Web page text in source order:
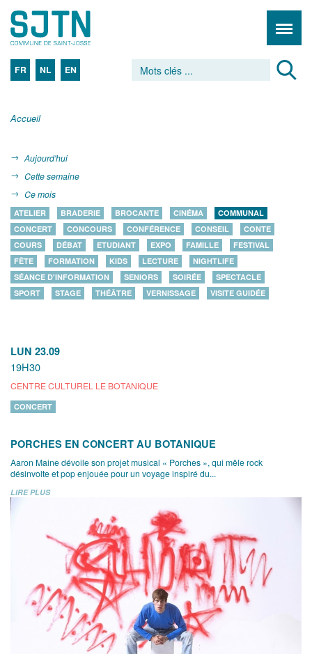
FR NL EN
Accueil
Aujourd'hui
Cette semaine
Ce mois
ATELIER BRADERIE BROCANTE CINÉMA
COMMUNAL
CONCERT
CONCOURS CONFÉRENCE CONSEIL
CONTE
COURS
DÉBAT ETUDIANT EXPO FAMILLE
FESTIVAL
FÊTE
FORMATION KIDS LECTURE
NIGHTLIFE
SÉANCE D'INFORMATION
SENIORS SOIRÉE
SPECTACLE
SPORT
STAGE THÉÂTRE VERNISSAGE VISITE GUIDÉE
LUN 23.09
19H30
CENTRE CULTUREL LE BOTANIQUE
CONCERT
PORCHES EN CONCERT AU BOTANIQUE
Aaron Maine dévoile son projet musical « Porches », qui mêle rock
désinvolte et pop enjouée pour un voyage inspiré du...
LIRE PLUS